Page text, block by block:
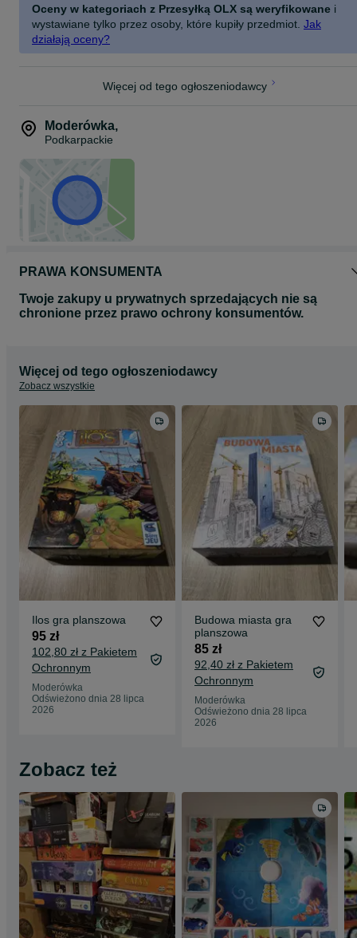
Oceny w kategoriach z Przesyłką OLX są weryfikowane i
wystawiane tylko przez osoby, które kupiły przedmiot. Jak
działają oceny?
Więcej od tego ogłoszeniodawcy
Moderówka,
Podkarpackie
PRAWA KONSUMENTA
Twoje zakupy u prywatnych sprzedających nie są
chronione przez prawo ochrony konsumentów.
Więcej od tego ogłoszeniodawcy
Zobacz wszystkie
Ilos gra planszowa
95 zł
102,80 zł z Pakietem
Ochronnym
Moderówka
Odświeżono dnia 28 lipca
2026
Budowa miasta gra
planszowa
85 zł
92,40 zł z Pakietem
Ochronnym
Moderówka
Odświeżono dnia 28 lipca
2026
Zobacz też